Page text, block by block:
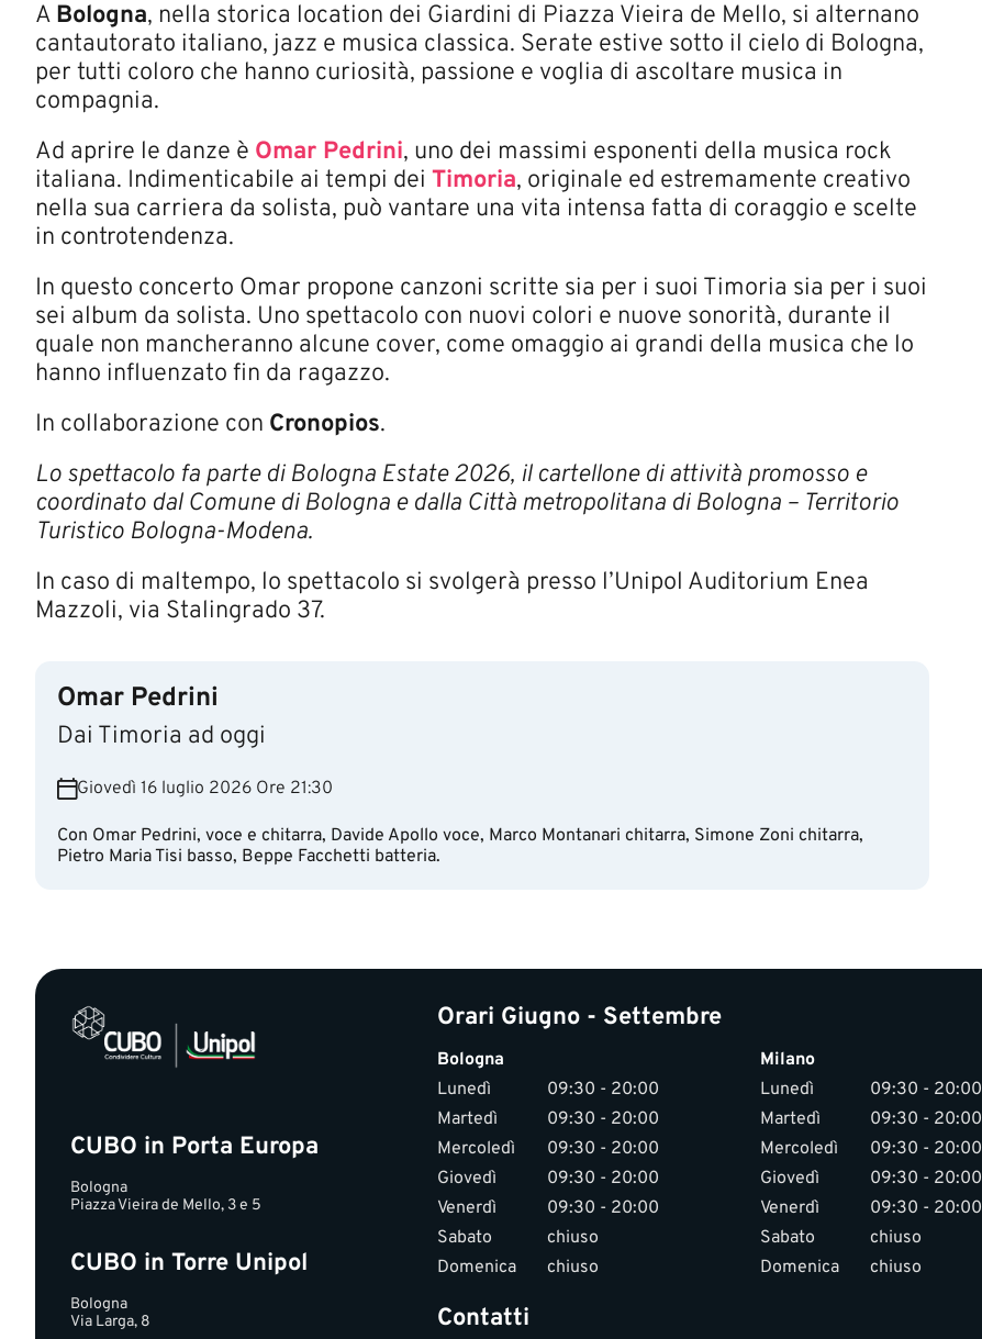
A Bologna, nella storica location dei Giardini di Piazza Viei​ra de Mello, si alternano
cantautorato italiano, jazz e musica classica. Serate estive sotto il cielo di Bologna,
per tutti coloro che hanno curiosità, passione e voglia di ascoltare musica in
compagnia.
Ad aprire le danze è Omar Pedrini, uno dei massimi esponenti della musica rock
italiana. Indimenticabile ai tempi dei Timoria, originale ed estremamente creativo
nella sua carriera da solista, può vantare una vita intensa fatta di coraggio e scelte
in controtendenza.
In questo concerto Omar propone canzoni scritte sia per i suoi Timoria sia per i suoi
sei album da solista. Uno spettacolo con nuovi colori e nuove sonorità, durante il
quale non mancheranno alcune cover, come omaggio ai grandi della musica che lo
hanno influenzato fin da ragazzo.
In collaborazione con Cronopios.
Lo spettacolo fa parte di Bologna Estate 2026, il cartellone di attività promosso e
coordinato dal Comune di Bologna e dalla Città metropolitana di Bologna – Territorio
Turistico Bologna-Modena.
In caso di maltempo, lo spettacolo si svolgerà presso l’Unipol Auditorium Enea
Mazzoli, via Stalingrado 37.​​
Omar Pedrini
Dai Timoria ad oggi
Giovedì 16 luglio 2026 Ore 21:30
Con Omar Pedrini, voce e chitarra, Davide Apollo voce, Marco Montanari chitarra, Simone Zoni chitarra,
Pietro Maria Tisi basso, Beppe Facchetti batteria.
CUBO in Porta Europa
Bologna
Piazza Vieira de Mello, 3 e 5
CUBO in Torre Unipol
Bologna
Via Larga, 8
Orari Giugno - Settembre
Bologna
Lunedì
09:30 - 20:00
Martedì
09:30 - 20:00
Mercoledì
09:30 - 20:00
Giovedì
09:30 - 20:00
Venerdì
09:30 - 20:00
Sabato
chiuso
Domenica
chiuso
Milano
Lunedì
09:30 - 20:00
Martedì
09:30 - 20:00
Mercoledì
09:30 - 20:00
Giovedì
09:30 - 20:00
Venerdì
09:30 - 20:00
Sabato
chiuso
Domenica
chiuso
Contatti